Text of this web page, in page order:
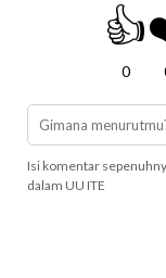
👍
0
Isi komentar
dalam UU ITE